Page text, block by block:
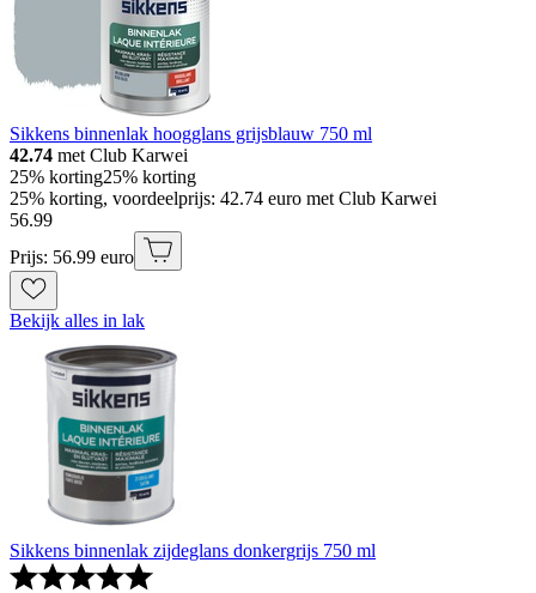
Sikkens binnenlak hoogglans grijsblauw 750 ml
42.74 met Club Karwei
25% korting25% korting
25% korting, voordeelprijs: 42.74 euro met Club Karwei
56.99
Prijs: 56.99 euro
Bekijk alles in lak
Sikkens binnenlak zijdeglans donkergrijs 750 ml